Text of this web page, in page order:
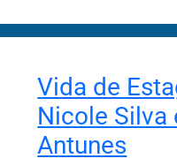
Vida de
Nicole Silva
Antunes